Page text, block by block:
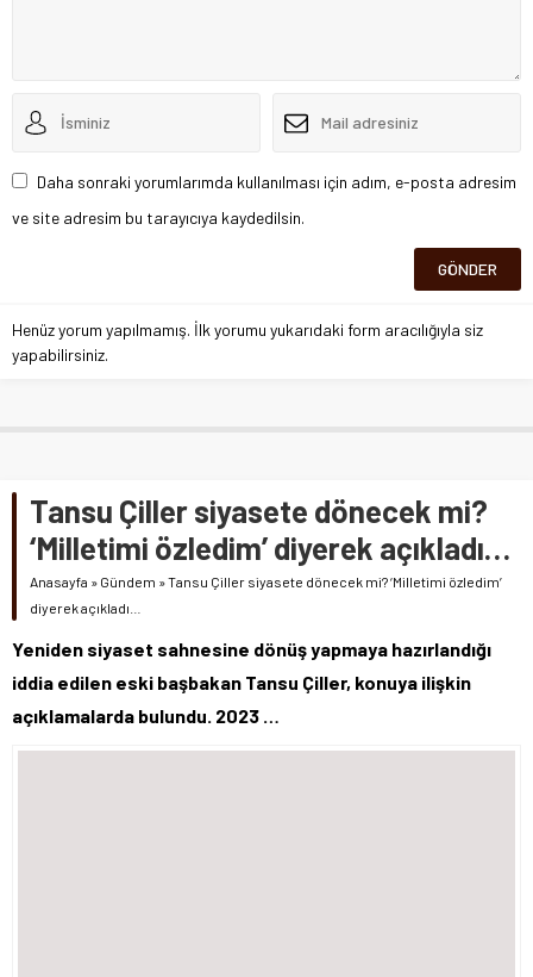
Daha sonraki yorumlarımda kullanılması için adım, e-posta adresim
ve site adresim bu tarayıcıya kaydedilsin.
Henüz yorum yapılmamış. İlk yorumu yukarıdaki form aracılığıyla siz
yapabilirsiniz.
Tansu Çiller siyasete dönecek mi?
‘Milletimi özledim’ diyerek açıkladı…
Anasayfa » Gündem »Tansu Çiller siyasete dönecek mi? ‘Milletimi özledim’
diyerek açıkladı…
Yeniden siyaset sahnesine dönüş yapmaya hazırlandığı
iddia edilen eski başbakan Tansu Çiller, konuya ilişkin
açıklamalarda bulundu. 2023 …